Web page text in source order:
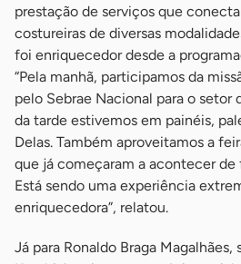
prestação de serviços que
costureiras de diversas
foi enriquecedor desde a
“Pela manhã, participamos da
pelo Sebrae Nacional para o setor
da tarde estivemos em painéis,
Delas. Também aproveitamos a
que já começaram a acontecer
Está sendo uma experiência
enriquecedora”, relatou.
Já para Ronaldo Braga